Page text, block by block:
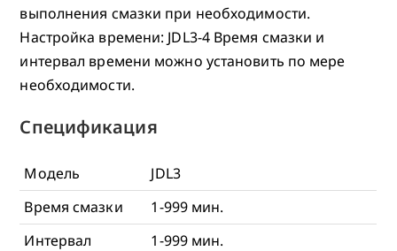
выполнения смазки при необходимости.
Настройка времени: JDL3-4 Время смазки и
интервал времени можно установить по мере
необходимости.
Спецификация
Модель
JDL3
Время смазки
1-999 мин.
Интервал
1-999 мин.